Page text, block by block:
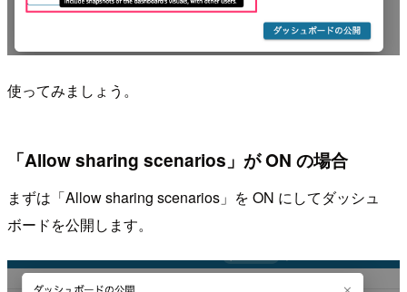
使ってみましょう。
「Allow sharing scenarios」が ON の場合
まずは「Allow sharing scenarios」を ON にしてダッシュ
ボードを公開します。